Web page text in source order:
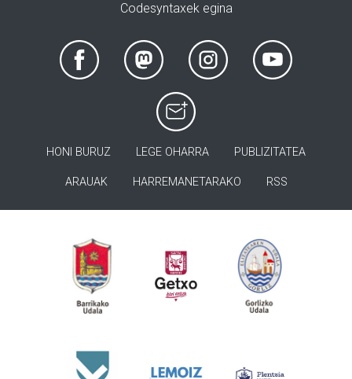
Codesyntaxek egina
HONI BURUZ LEGE OHARRA PUBLIZITATEA
ARAUAK HARREMANETARAKO RSS